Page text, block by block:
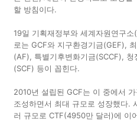
할 방침이다.
19일 기획재정부와 세계자원연구
로는 GCF와 지구환경기금(GEF),
(AF), 특별기후변화기금(SCCF),
(SCF) 등이 꼽힌다.
2010년 설립된 GCF는 이 중에서
조성하면서 최대 규모로 성장했다.
러 규모로 CTF(4950만 달러)에 이